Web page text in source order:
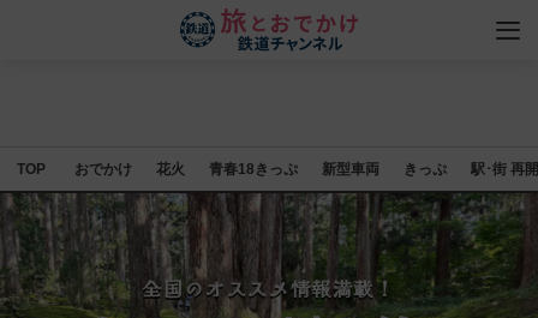
TOP おでかけ 花火 青春18きっぷ 新型車両 きっぷ 駅･街 再
全国のオススメ情報満載！